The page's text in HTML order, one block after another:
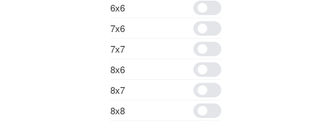
6х6
7х6
7х7
8х6
8х7
8х8